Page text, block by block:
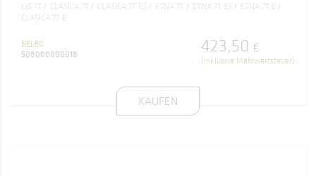
LIS 7T CLASICA 7T CLASICA 7T E3 ETNA 7T ETNA 7T E3
ETNA 7T E
CLASICA 7T E
BELEG
508000000018
423,50 €
(Inklusive Mehrwertsteuer)
KAUFEN